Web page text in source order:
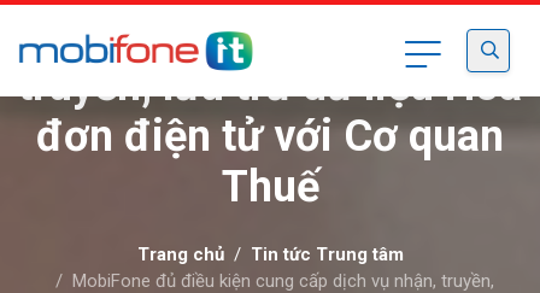
cung cấp dịch vụ nhận,
truyền, lưu trữ dữ liệu Hóa
đơn điện tử với Cơ quan
Thuế
Trang chủ
Tin tức Trung tâm
MobiFone đủ điều kiện cung cấp dịch vụ nhận, truyền,